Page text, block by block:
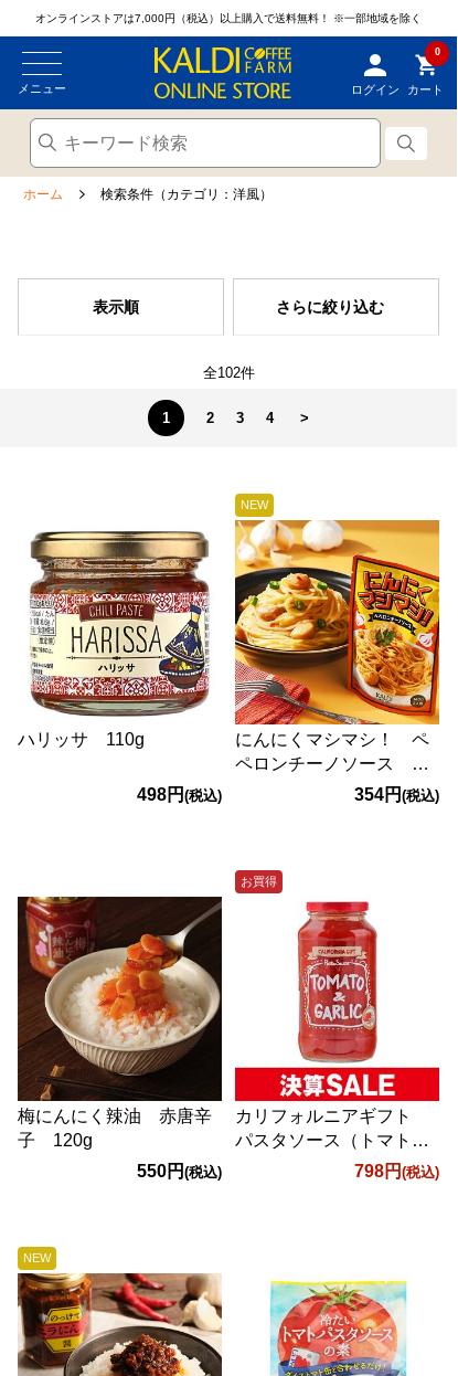
オンラインストアは7,000円（税込）以上購入で送料無料！ ※一部地域を除く
メニュー ログイン
0
カート
ホーム 検索条件（カテゴリ：洋風）
表示順 さらに絞り込む
全102件
1 2 3 4 >
ハリッサ 110g
498円(税込)
NEW
にんにくマシマシ！ ペ
ペロンチーノソース
354円 (税込)
梅にんにく辣油 赤唐辛
子 120g
550円(税込)
お買得
カリフォルニアギフト
パスタソース（トマト＆
ガーリック） 708g
798円 (税込)
NEW